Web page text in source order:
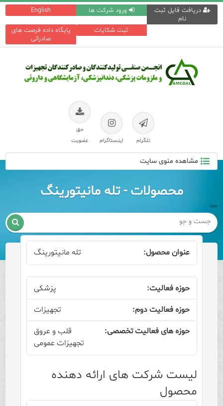
English ورود شرکت ها
دریافت فایل ثبت
نام
پایگاه داده فرصت های
صادراتی
ثبت شکایات
تلگرام اینستاگرام
حق
عضویت
مشاهده منوی سایت
محصولات - تله مانیتورینگ

تله مانیتورینگ
پزشکی
تجهیزات
قلب و عروق
تجهیزات عمومی
لیست شرکت های ارائه دهنده
محصول